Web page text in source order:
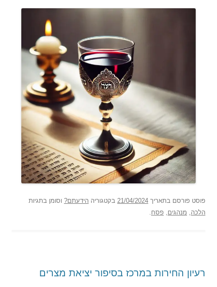
פוסט פורסם בתאריך 21/04/2024 בקטגוריה הידעתם? וסומן בתגיות
הלכה, מנהגים, פסח.
רעיון החירות במרכז בסיפור יציאת מצרים